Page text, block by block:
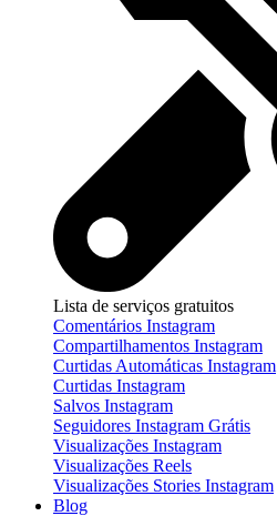
Lista de serviços gratuitos
Comentários Instagram
Compartilhamentos Instagram
Curtidas Automáticas Instagram
Curtidas Instagram
Salvos Instagram
Seguidores Instagram Grátis
Visualizações Instagram
Visualizações Reels
Visualizações Stories Instagram
Blog